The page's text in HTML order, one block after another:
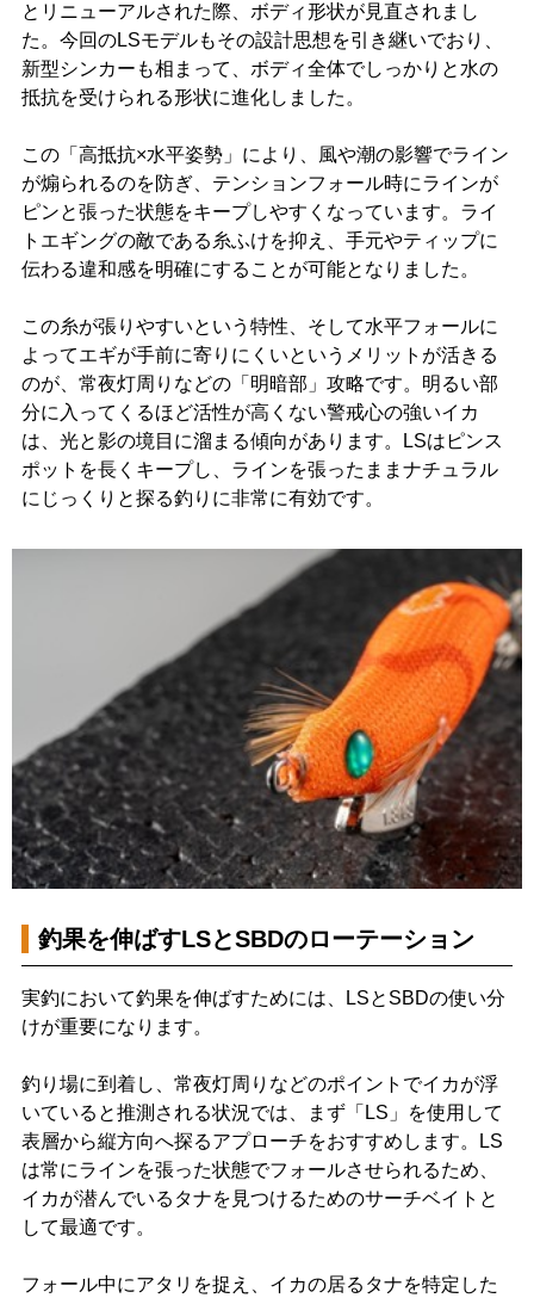
とリニューアルされた際、ボディ形状が見直されまし
た。今回のLSモデルもその設計思想を引き継いでおり、
新型シンカーも相まって、ボディ全体でしっかりと水の
抵抗を受けられる形状に進化しました。
この「高抵抗×水平姿勢」により、風や潮の影響でライン
が煽られるのを防ぎ、テンションフォール時にラインが
ピンと張った状態をキープしやすくなっています。ライ
トエギングの敵である糸ふけを抑え、手元やティップに
伝わる違和感を明確にすることが可能となりました。
この糸が張りやすいという特性、そして水平フォールに
よってエギが手前に寄りにくいというメリットが活きる
のが、常夜灯周りなどの「明暗部」攻略です。明るい部
分に入ってくるほど活性が高くない警戒心の強いイカ
は、光と影の境目に溜まる傾向があります。LSはピンス
ポットを長くキープし、ラインを張ったままナチュラル
にじっくりと探る釣りに非常に有効です。
釣果を伸ばすLSとSBDのローテーション
実釣において釣果を伸ばすためには、LSとSBDの使い分
けが重要になります。
釣り場に到着し、常夜灯周りなどのポイントでイカが浮
いていると推測される状況では、まず「LS」を使用して
表層から縦方向へ探るアプローチをおすすめします。LS
は常にラインを張った状態でフォールさせられるため、
イカが潜んでいるタナを見つけるためのサーチベイトと
して最適です。
フォール中にアタリを捉え、イカの居るタナを特定した